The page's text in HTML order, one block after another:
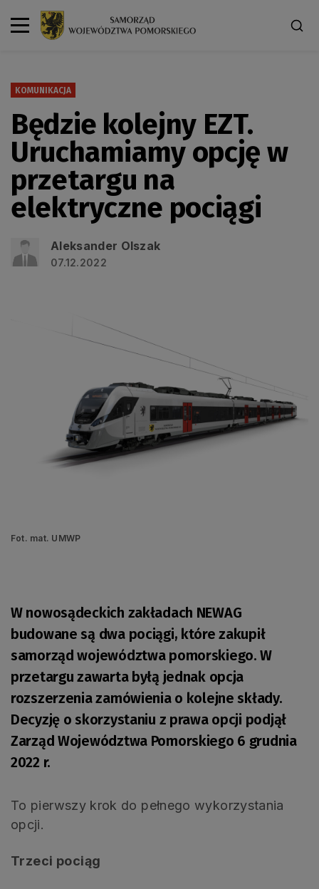
KOMUNIKACJA
Będzie kolejny EZT.
Uruchamiamy opcję w
przetargu na
elektryczne pociągi
Aleksander Olszak
07.12.2022
Fot. mat. UMWP
W nowosądeckich zakładach NEWAG
budowane są dwa pociągi, które zakupił
samorząd województwa pomorskiego. W
przetargu zawarta byłą jednak opcja
rozszerzenia zamówienia o kolejne składy.
Decyzję o skorzystaniu z prawa opcji podjął
Zarząd Województwa Pomorskiego 6 grudnia
2022 r.
To pierwszy krok do pełnego wykorzystania
opcji.
Trzeci pociąg